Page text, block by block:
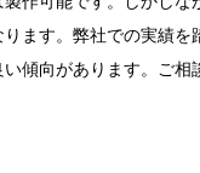
ます。弊社での実績を
傾向があります。ご相